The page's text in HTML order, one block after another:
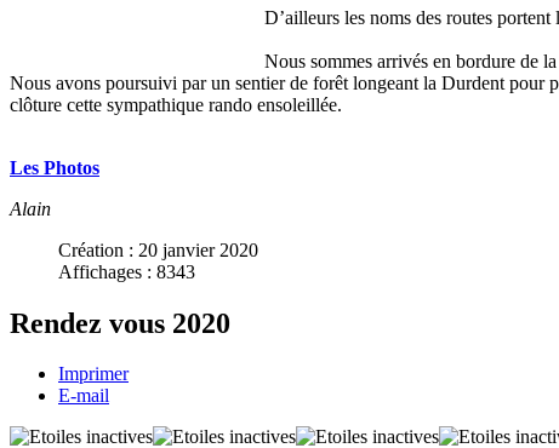
D’ailleurs les noms des routes
Nous sommes arrivés en bordure de
Nous avons poursuivi par un sentier de forêt longeant la Durdent pour
clôture cette sympathique rando ensoleillée.
Les Photos
Alain
Création : 20 janvier 2020
Affichages : 8343
Rendez vous 2020
Imprimer
E-mail